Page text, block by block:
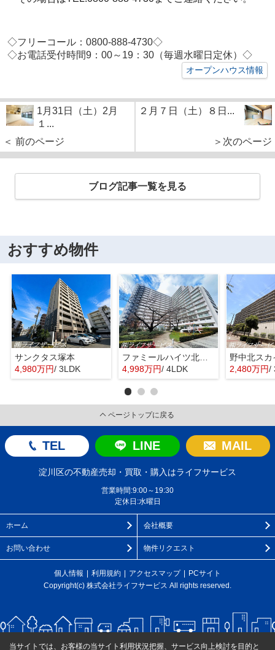
◇フリーコール：0800-888-4730◇
◇お電話受付時間9：00～19：30（毎週水曜日定休）◇
オープンハウス情報
1月31日（土）2月
１...
＜ 前のページ
２月７日（土）８日...
＞次のページ
ブログ記事一覧を見る
おすすめ物件
サンクタス塚本
4,980万円/ 3LDK
ファミールハイツ北大阪４号棟
4,998万円/ 4LDK
野中北スカ
2,480万円/
ページトップに戻る
TEL LINE MAIL
淀川区の不動産売却・買取・購入はライフサービス
営業時間:9:00～19:30
定休日:水曜日
ホーム 会社概要
お問い合わせ 物件リクエスト
個人情報 利用規約 アクセスマップ
PCサイト
Copyright(c) 株式会社ライフサービス All rights reserved.
当サイトでは、お客様の当サイト利用状況把握、サービス向上検討を目的と